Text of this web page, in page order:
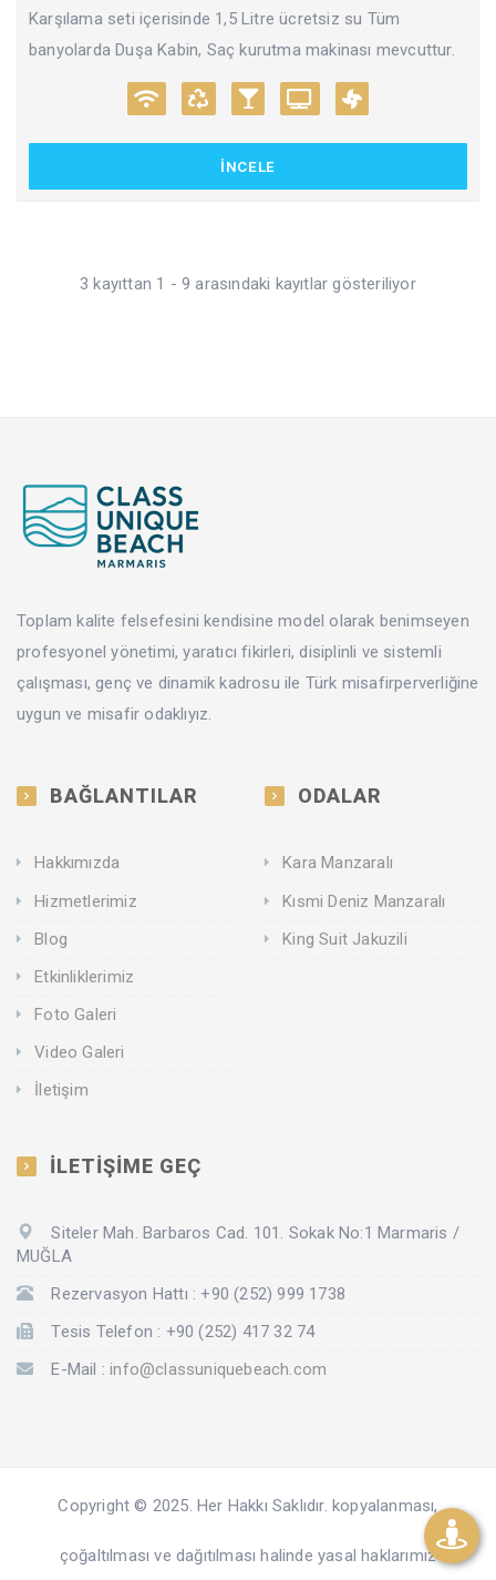
Karşılama seti içerisinde 1,5 Litre ücretsiz su Tüm
banyolarda Duşa Kabin, Saç kurutma makinası mevcuttur.
İNCELE
3 kayıttan 1 - 9 arasındaki kayıtlar gösteriliyor
Toplam kalite felsefesini kendisine model olarak benimseyen
profesyonel yönetimi, yaratıcı fikirleri, disiplinli ve sistemli
çalışması, genç ve dinamik kadrosu ile Türk misafirperverliğine
uygun ve misafir odaklıyız.
BAĞLANTILAR
Hakkımızda
Hizmetlerimiz
Blog
Etkinliklerimiz
Foto Galeri
Video Galeri
İletişim
ODALAR
Kara Manzaralı
Kısmi Deniz Manzaralı
King Suit Jakuzili
İLETİŞİME GEÇ
Siteler Mah. Barbaros Cad. 101. Sokak No:1 Marmaris /
MUĞLA
Rezervasyon Hattı : +90 (252) 999 1738
Tesis Telefon : +90 (252) 417 32 74
E-Mail :info@classuniquebeach.com
Copyright © 2025. Her Hakkı Saklıdır. kopyalanması,
çoğaltılması ve dağıtılması halinde yasal haklarımız